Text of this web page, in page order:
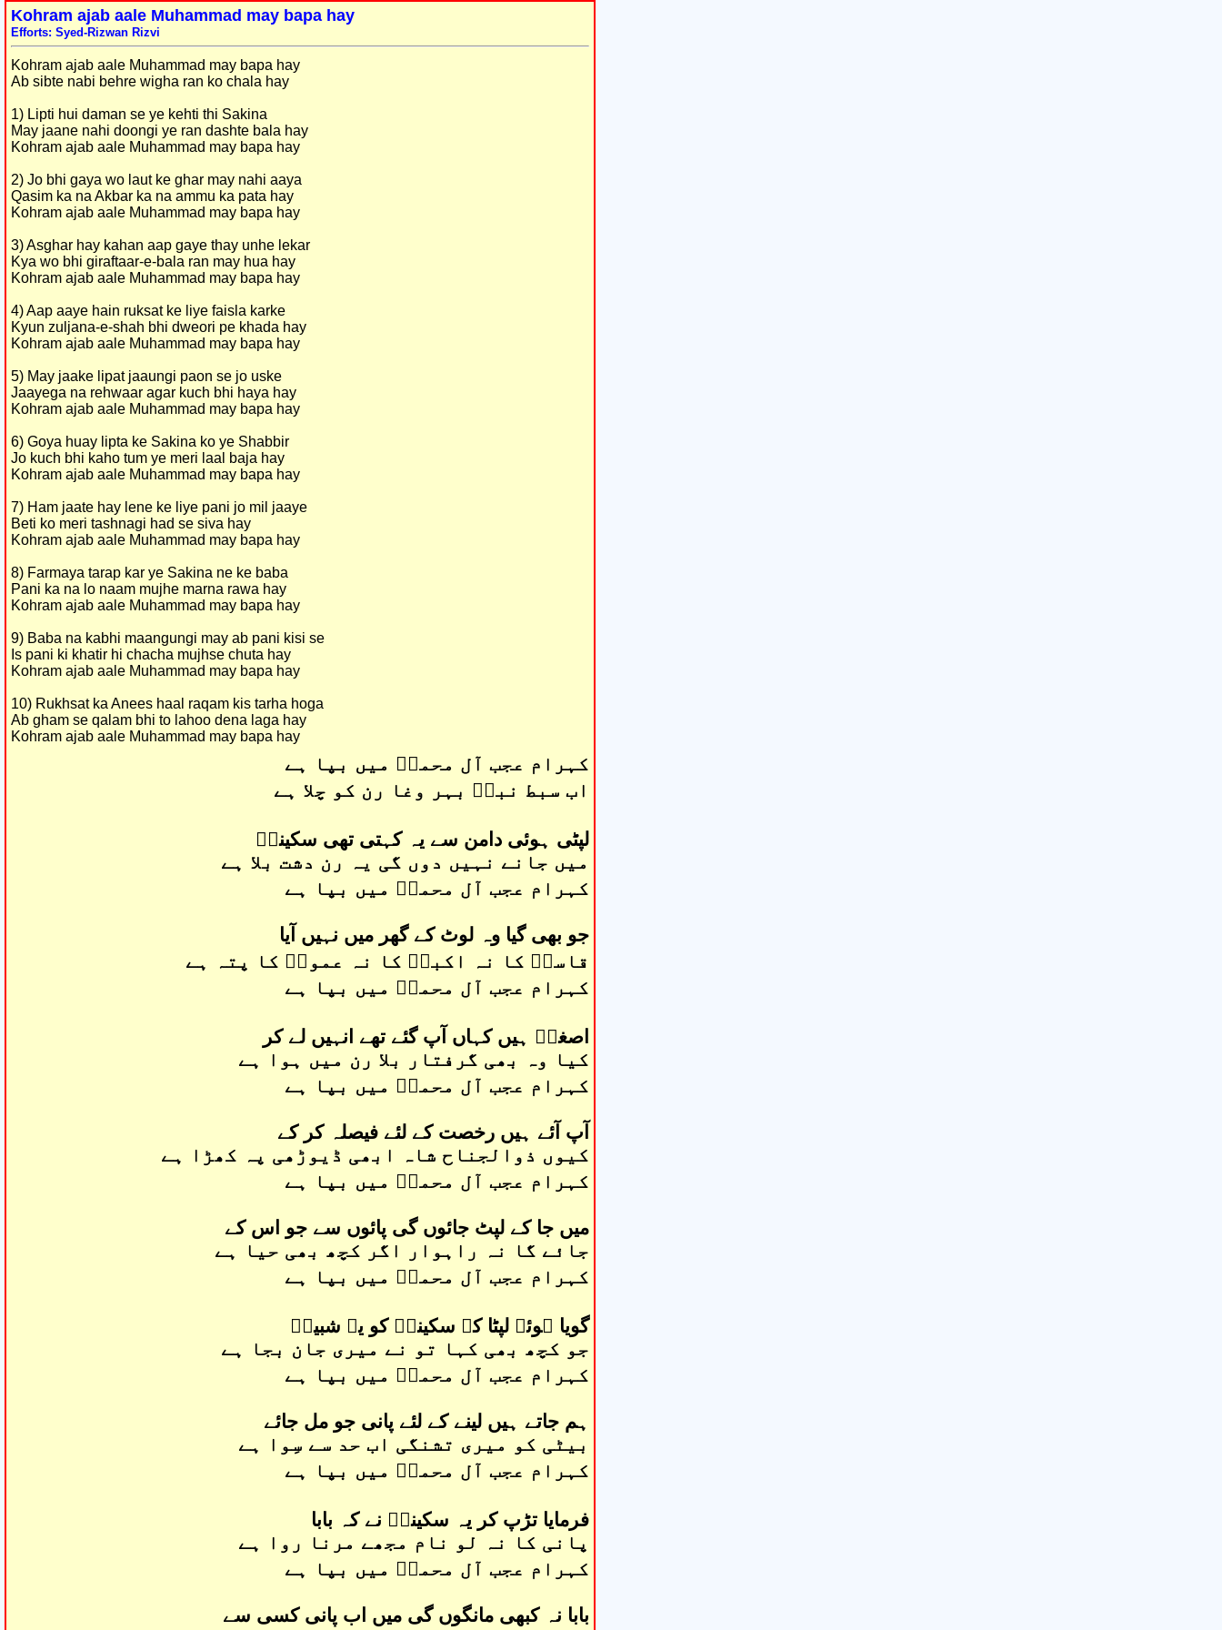
Kohram ajab aale Muhammad may bapa hay
Efforts: Syed-Rizwan Rizvi
Kohram ajab aale Muhammad may bapa hay
Ab sibte nabi behre wigha ran ko chala hay
1) Lipti hui daman se ye kehti thi Sakina
May jaane nahi doongi ye ran dashte bala hay
Kohram ajab aale Muhammad may bapa hay
2) Jo bhi gaya wo laut ke ghar may nahi aaya
Qasim ka na Akbar ka na ammu ka pata hay
Kohram ajab aale Muhammad may bapa hay
3) Asghar hay kahan aap gaye thay unhe lekar
Kya wo bhi giraftaar-e-bala ran may hua hay
Kohram ajab aale Muhammad may bapa hay
4) Aap aaye hain ruksat ke liye faisla karke
Kyun zuljana-e-shah bhi dweori pe khada hay
Kohram ajab aale Muhammad may bapa hay
5) May jaake lipat jaaungi paon se jo uske
Jaayega na rehwaar agar kuch bhi haya hay
Kohram ajab aale Muhammad may bapa hay
6) Goya huay lipta ke Sakina ko ye Shabbir
Jo kuch bhi kaho tum ye meri laal baja hay
Kohram ajab aale Muhammad may bapa hay
7) Ham jaate hay lene ke liye pani jo mil jaaye
Beti ko meri tashnagi had se siva hay
Kohram ajab aale Muhammad may bapa hay
8) Farmaya tarap kar ye Sakina ne ke baba
Pani ka na lo naam mujhe marna rawa hay
Kohram ajab aale Muhammad may bapa hay
9) Baba na kabhi maangungi may ab pani kisi se
Is pani ki khatir hi chacha mujhse chuta hay
Kohram ajab aale Muhammad may bapa hay
10) Rukhsat ka Anees haal raqam kis tarha hoga
Ab gham se qalam bhi to lahoo dena laga hay
Kohram ajab aale Muhammad may bapa hay
کہرام عجب آل محمدؑ میں بپا ہے
اب سبط نبیؑ بہر وغا رن کو چلا ہے
لپٹی ہوئی دامن سے یہ کہتی تھی سکینہؑ
میں جانے نہیں دوں گی یہ رن دشت بلا ہے
کہرام عجب آل محمدؑ میں بپا ہے
جو بھی گیا وہ لوٹ کے گھر میں نہیں آیا
قاسمؑ کا نہ اکبرؑ کا نہ عموںؑ کا پتہ ہے
کہرام عجب آل محمدؑ میں بپا ہے
اصغرؑ ہیں کہاں آپ گئے تھے انہیں لے کر
کیا وہ بھی گرفتار بلا رن میں ہوا ہے
کہرام عجب آل محمدؑ میں بپا ہے
آپ آئے ہیں رخصت کے لئے فیصلہ کر کے
کیوں ذوالجناح شاہ ابھی ڈیوڑھی پہ کھڑا ہے
کہرام عجب آل محمدؑ میں بپا ہے
میں جا کے لپٹ جائوں گی پائوں سے جو اس کے
جائے گا نہ راہوار اگر کچھ بھی حیا ہے
کہرام عجب آل محمدؑ میں بپا ہے
گویا ہوئے لپٹا کے سکینہؑ کو یہ شبیرؑ
جو کچھ بھی کہا تو نے میری جان بجا ہے
کہرام عجب آل محمدؑ میں بپا ہے
ہم جاتے ہیں لینے کے لئے پانی جو مل جائے
بیٹی کو میری تشنگی اب حد سے سِوا ہے
کہرام عجب آل محمدؑ میں بپا ہے
فرمایا تڑپ کر یہ سکینہؑ نے کہ بابا
پانی کا نہ لو نام مجھے مرنا روا ہے
کہرام عجب آل محمدؑ میں بپا ہے
بابا نہ کبھی مانگوں گی میں اب پانی کسی سے